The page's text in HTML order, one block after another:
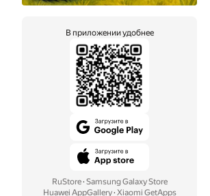
В приложении удобнее
RuStore· Samsung Galaxy Store
Huawei AppGallery· Xiaomi GetApps